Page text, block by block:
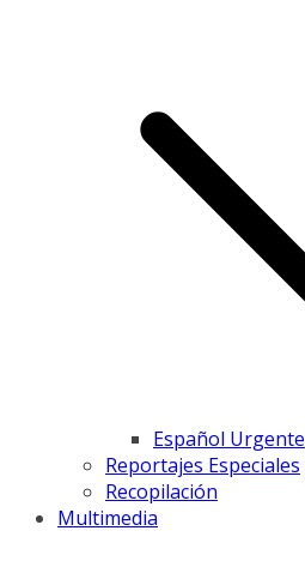
Español Urgente
Reportajes Especiales
Recopilación
Multimedia